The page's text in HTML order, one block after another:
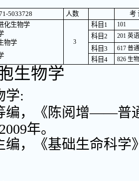
5033728 人数
考
化生物学
3
科目1 101
科目2 201 英
物学
科目3
617 普
科目4 826 生
生物学
学:
编，《陈阅增——普
年。
编，《基础生命科学